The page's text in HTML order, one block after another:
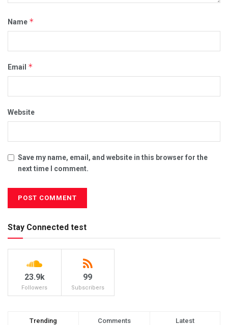
Name *
Email *
Website
Save my name, email, and website in this browser for the
next time I comment.
Stay Connected test
23.9k
Followers
99
Subscribers
Trending Comments Latest